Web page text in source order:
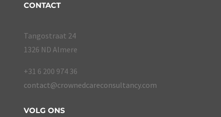
CONTACT
Tangostraat 24
1326 ND Almere
+31 6 200 974 36
contact@crownedcareconsultancy.com
VOLG ONS